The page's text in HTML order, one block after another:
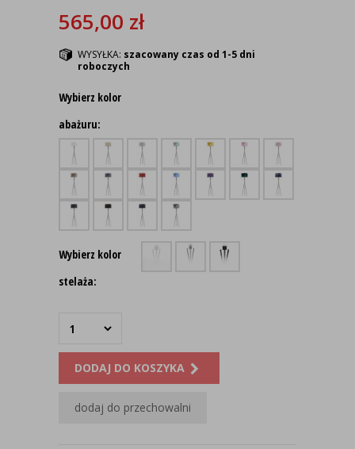
565,00 zł
WYSYŁKA: szacowany czas od 1-5 dni
roboczych
Wybierz kolor
abażuru:
Wybierz kolor
stelaża:
DODAJ DO KOSZYKA
dodaj do przechowalni